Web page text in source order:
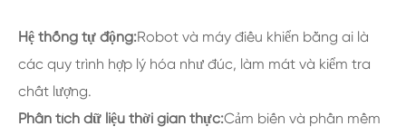
Hệ thống tự động:Robot và máy điều khiển bằng ai là
các quy trình hợp lý hóa như đúc, làm mát và kiểm tra
chất lượng.
Phân tích dữ liệu thời gian thực:Cảm biến và phần mềm